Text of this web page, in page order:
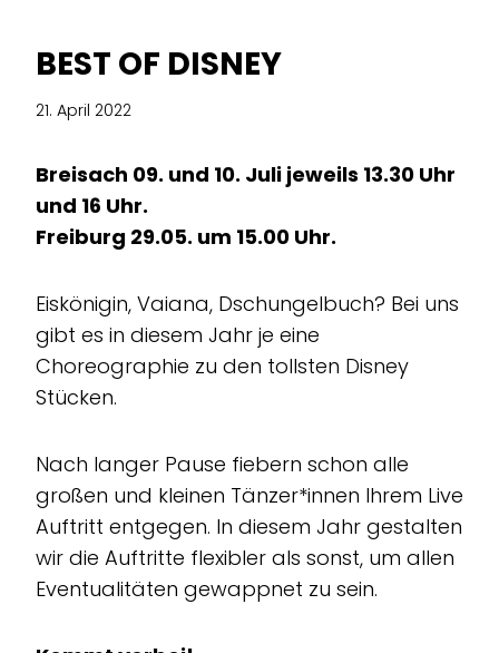
BEST OF DISNEY
21. April 2022
Breisach 09. und 10. Juli jeweils 13.30 Uhr
und 16 Uhr.
Freiburg 29.05. um 15.00 Uhr.
Eiskönigin, Vaiana, Dschungelbuch? Bei uns
gibt es in diesem Jahr je eine
Choreographie zu den tollsten Disney
Stücken.
Nach langer Pause fiebern schon alle
großen und kleinen Tänzer*innen Ihrem Live
Auftritt entgegen. In diesem Jahr gestalten
wir die Auftritte flexibler als sonst, um allen
Eventualitäten gewappnet zu sein.